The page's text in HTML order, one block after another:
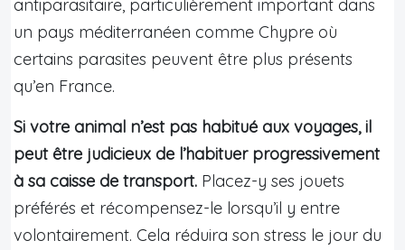
antiparasitaire, particulièrement important dans
un pays méditerranéen comme Chypre où
certains parasites peuvent être plus présents
qu’en France.
Si votre animal n’est pas habitué aux voyages, il
peut être judicieux de l’habituer progressivement
à sa caisse de transport. Placez-y ses jouets
préférés et récompensez-le lorsqu’il y entre
volontairement. Cela réduira son stress le jour du